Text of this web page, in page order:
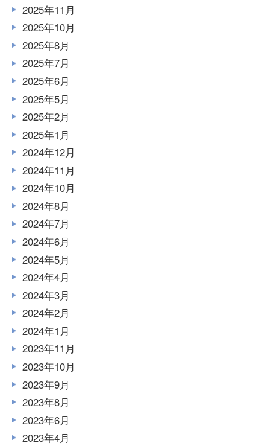
2025年11月
2025年10月
2025年8月
2025年7月
2025年6月
2025年5月
2025年2月
2025年1月
2024年12月
2024年11月
2024年10月
2024年8月
2024年7月
2024年6月
2024年5月
2024年4月
2024年3月
2024年2月
2024年1月
2023年11月
2023年10月
2023年9月
2023年8月
2023年6月
2023年4月